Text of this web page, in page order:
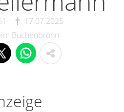
17.07.2025
Büchenbronn